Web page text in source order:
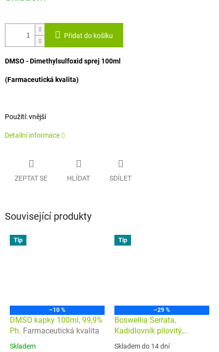
Přidat do košíku
DMSO -Dimethylsulfoxid sprej 100ml
(Farmaceutická kvalita)
Použití: vnější
Detailní informace
ZEPTAT SE HLÍDAT SDÍLET
Související produkty
Tip
–10 %
DMSO kapky 100ml, 99,9%
Ph. Farmaceutická kvalita
Průměrné
Skladem
Tip
–29 %
Boswellia Serrata,
Kadidlovník pilovitý,
EXTRAKT 10:1, veganské
Průměrné
Skladem do 14 dní